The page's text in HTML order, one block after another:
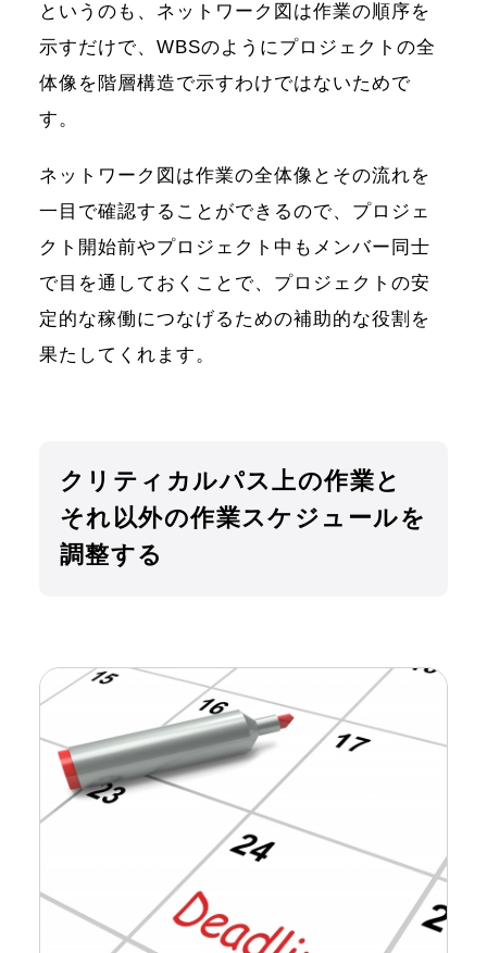
というのも、ネットワーク図は作業の順序を
示すだけで、WBSのようにプロジェクトの全
体像を階層構造で示すわけではないためで
す。
ネットワーク図は作業の全体像とその流れを
一目で確認することができるので、プロジェ
クト開始前やプロジェクト中もメンバー同士
で目を通しておくことで、プロジェクトの安
定的な稼働につなげるための補助的な役割を
果たしてくれます。
クリティカルパス上の作業と
それ以外の作業スケジュールを
調整する